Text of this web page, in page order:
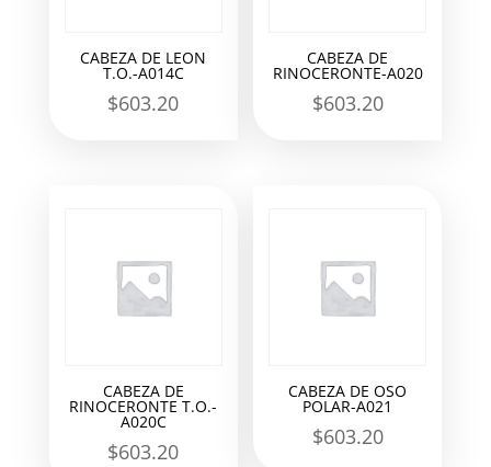
CABEZA DE LEON
T.O.-A014C
$603.20
CABEZA DE
RINOCERONTE-A020
$603.20
CABEZA DE
RINOCERONTE T.O.-
A020C
$603.20
CABEZA DE OSO
POLAR-A021
$603.20